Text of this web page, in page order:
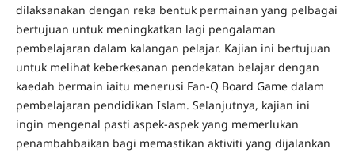
dilaksanakan dengan reka bentuk permainan yang pelbagai
bertujuan untuk meningkatkan lagi pengalaman
pembelajaran dalam kalangan pelajar. Kajian ini bertujuan
untuk melihat keberkesanan pendekatan belajar dengan
kaedah bermain iaitu menerusi Fan-Q Board Game dalam
pembelajaran pendidikan Islam. Selanjutnya, kajian ini
ingin mengenal pasti aspek-aspek yang memerlukan
penambahbaikan bagi memastikan aktiviti yang dijalankan